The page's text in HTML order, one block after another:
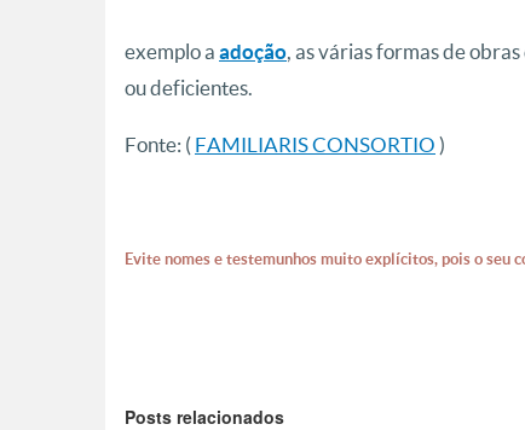
exemplo a adoção, as várias formas de
ou deficientes.
Fonte: (FAMILIARIS CONSORTIO)
Evite nomes e testemunhos muito explícitos, pois o seu
Posts relacionados